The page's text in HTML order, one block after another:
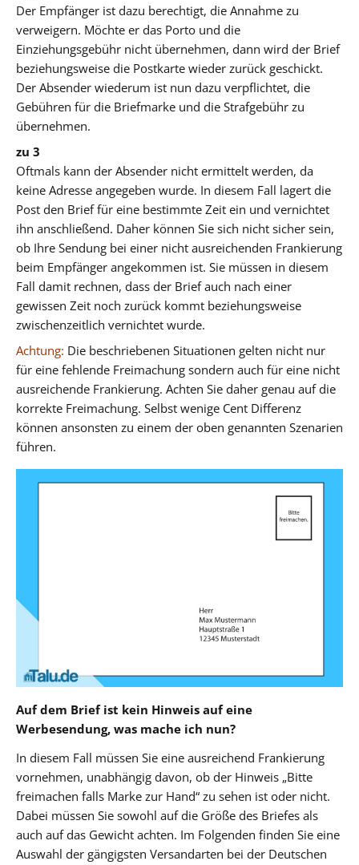
Der Empfänger ist dazu berechtigt, die Annahme zu
verweigern. Möchte er das Porto und die
Einziehungsgebühr nicht übernehmen, dann wird der Brief
beziehungsweise die Postkarte wieder zurück geschickt.
Der Absender wiederum ist nun dazu verpflichtet, die
Gebühren für die Briefmarke und die Strafgebühr zu
übernehmen.
zu 3
Oftmals kann der Absender nicht ermittelt werden, da
keine Adresse angegeben wurde. In diesem Fall lagert die
Post den Brief für eine bestimmte Zeit ein und vernichtet
ihn anschließend. Daher können Sie sich nicht sicher sein,
ob Ihre Sendung bei einer nicht ausreichenden Frankierung
beim Empfänger angekommen ist. Sie müssen in diesem
Fall damit rechnen, dass der Brief auch nach einer
gewissen Zeit noch zurück kommt beziehungsweise
zwischenzeitlich vernichtet wurde.
Achtung: Die beschriebenen Situationen gelten nicht nur
für eine fehlende Freimachung sondern auch für eine nicht
ausreichende Frankierung. Achten Sie daher genau auf die
korrekte Freimachung. Selbst wenige Cent Differenz
können ansonsten zu einem der oben genannten Szenarien
führen.
Auf dem Brief ist kein Hinweis auf eine
Werbesendung, was mache ich nun?
In diesem Fall müssen Sie eine ausreichend Frankierung
vornehmen, unabhängig davon, ob der Hinweis „Bitte
freimachen falls Marke zur Hand“ zu sehen ist oder nicht.
Dabei müssen Sie sowohl auf die Größe des Briefes als
auch auf das Gewicht achten. Im Folgenden finden Sie eine
Auswahl der gängigsten Versandarten bei der Deutschen